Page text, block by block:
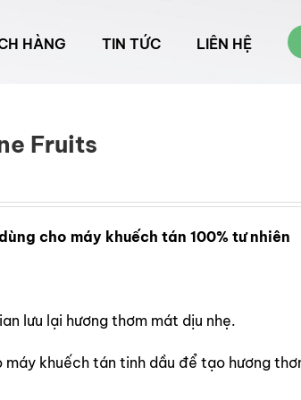
HÀNG TIN TỨC LIÊN HỆ
Fruits
cho máy khuếch tán 100% tư nhiên
lưu lại hương thơm mát dịu nhẹ.
máy khuếch tán tinh dầu để tạo hương